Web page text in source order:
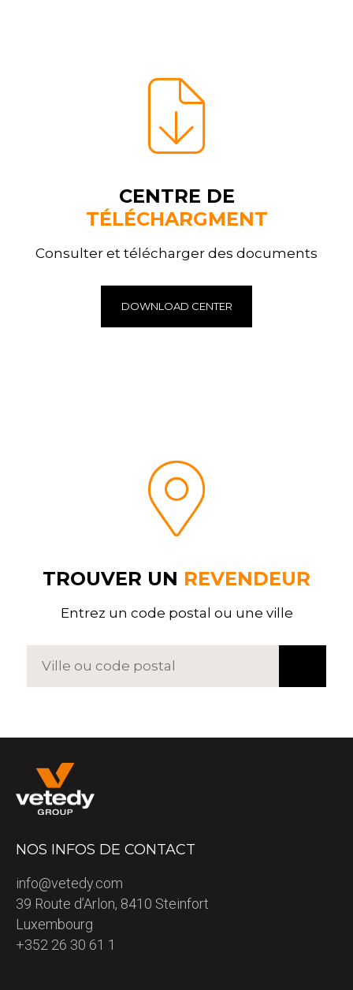
CENTRE DE
TÉLÉCHARGMENT
Consulter et télécharger des documents
DOWNLOAD CENTER
TROUVER UN REVENDEUR
Entrez un code postal ou une ville
NOS INFOS DE CONTACT
info@vetedy.com
39 Route d’Arlon, 8410 Steinfort
Luxembourg
+352 26 30 61 1